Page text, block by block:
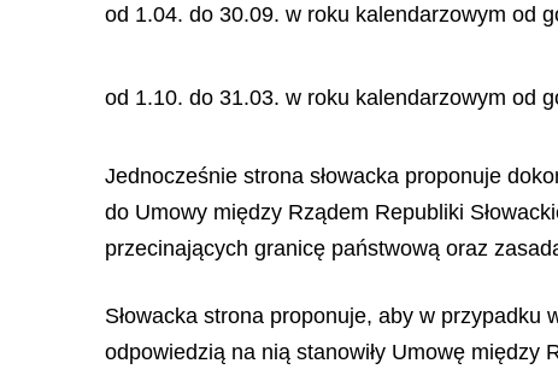
od 1.04. do 30.09. w roku kalendarzowym od
od 1.10. do 31.03. w roku kalendarzowym od
Jednocześnie strona słowacka proponuje
do Umowy między Rządem Republiki
przecinających granicę państwową oraz
Słowacka strona proponuje, aby w
odpowiedzią na nią stanowiły Umowę między